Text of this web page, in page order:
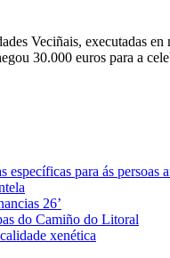
Veciñais, executadas
30.000 euros para a
para ás persoas
26’
do Camiño do Litoral
xenética